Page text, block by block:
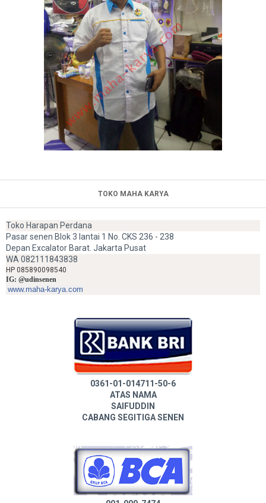
TOKO MAHA KARYA
Toko Harapan Perdana
Pasar senen Blok 3 lantai 1 No. CKS 236 - 238
Depan Excalator Barat. Jakarta Pusat
WA 082111843838
HP 085890098540
IG: @udinsenen
www.maha-karya.com
0361-01-014711-50-6
ATAS NAMA
SAIFUDDIN
CABANG SEGITIGA SENEN